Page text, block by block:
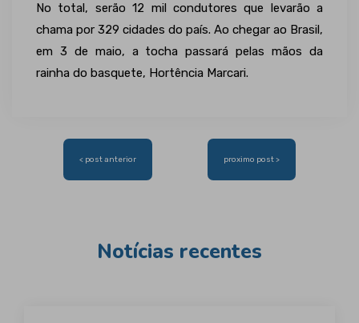
No total, serão 12 mil condutores que levarão a
chama por 329 cidades do país. Ao chegar ao Brasil,
em 3 de maio, a tocha passará pelas mãos da
rainha do basquete, Hortência Marcari.
Navegação
< post anterior proximo post >
Notícias recentes